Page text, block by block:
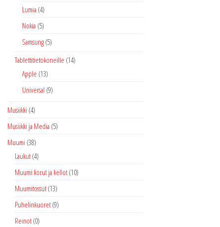
Lumia (4)
Nokia (5)
Samsung (5)
Tablettitietokoneille (14)
Apple (13)
Universal (9)
Musiikki (4)
Musiikki ja Media (5)
Muumi (38)
Laukut (4)
Muumi korut ja kellot (10)
Muumitossut (13)
Puhelinkuoret (9)
Reinot (0)